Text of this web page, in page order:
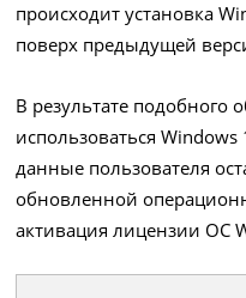
происходит установка
поверх предыдущей
В результате подобного
использоваться
данные пользователя
обновленной
активация лицензии ОС